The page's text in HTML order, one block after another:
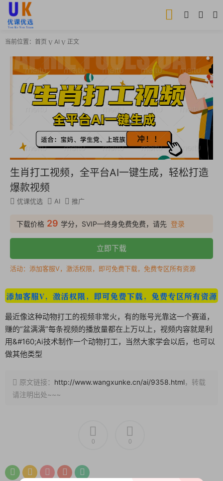
当前位置： 首页 AI 正文
生肖打工视频，全平台AI一键生成，轻松打造
爆款视频
优课优选 AI 推广
下载价格 29 学分，SVIP—终身免费免费，请先 登录
立即下载
活动：添加客服V，激活权限，即可免费下载，免费专区所有资源
最近像这种动物打工的视频非常火，有的账号光靠这一个赛道，
赚的“盆满满”每条视频的播放量都在上万以上，视频内容就是利
用&#160;Ai技术制作一个动物打工，当然大家学会以后，也可以
做其他类型
原文链接： http://www.wangxunke.cn/ai/9358.html，转载
请注明出处~~~
0 0